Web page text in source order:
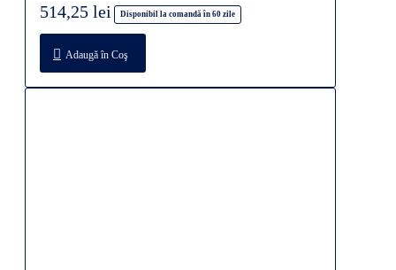
Disponibil la comandă în 60 zile
514,25 lei
Adaugă în Coş